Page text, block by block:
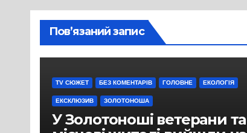
Пов’язаний запис
TV СЮЖЕТ БЕЗ КОМЕНТАРІВ ГОЛОВНЕ ЕКОЛОГІЯ
ЕКСКЛЮЗИВ ЗОЛОТОНОША
У Золотоноші ветерани та